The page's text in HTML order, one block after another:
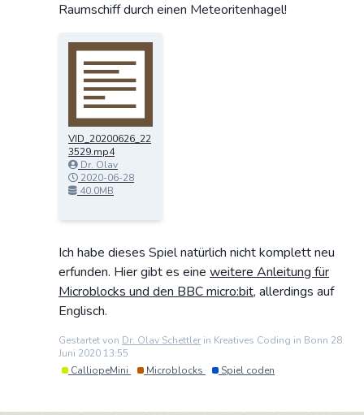
Raumschiff durch einen Meteoritenhagel!
VID_20200626_22
3529.mp4
Dr. Olav
Schettler
2020-06-28
13:56:43
40.0MB
Ich habe dieses Spiel natürlich nicht komplett neu
erfunden. Hier gibt es eine weitere Anleitung für
Microblocks und den BBC micro:bit, allerdings auf
Englisch.
Gestartet von Dr. Olav Schettler in Kreatives Coding in Bonn 28.
Juni 2020 13:55
CalliopeMini
Microblocks Spiel coden